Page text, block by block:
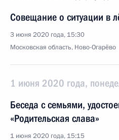
Совещание о ситуации в
3 июня 2020 года, 15:30
Московская область, Ново-Огарёво
1 июня 2020 года,
Беседа с семьями,
«Родительская слава»
1 июня 2020 года, 15:15